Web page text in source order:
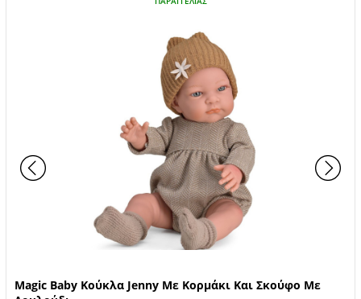
Magic Baby Κούκλα Jenny Με Κορμάκι Και Σκούφο Με